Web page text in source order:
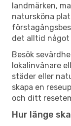
landmärken,
natursköna
det alltid
Besök
lokalinvånare
städer eller
skapa en
och ditt
Hur länge